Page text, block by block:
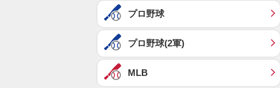
プロ野球
プロ野球(2軍)
MLB